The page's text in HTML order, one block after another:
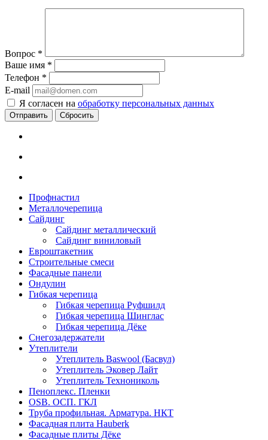
Вопрос *
Ваше имя *
Телефон *
E-mail
Я согласен на обработку персональных данных
Сбросить
Профнастил
Металлочерепица
Сайдинг
Сайдинг металлический
Сайдинг виниловый
Евроштакетник
Строительные смеси
Фасадные панели
Ондулин
Гибкая черепица
Гибкая черепица Руфшилд
Гибкая черепица Шинглас
Гибкая черепица Дёке
Снегозадержатели
Утеплители
Утеплитель Baswool (Басвул)
Утеплитель Эковер Лайт
Утеплитель Технониколь
Пеноплекс. Пленки
OSB. ОСП. ГКЛ
Труба профильная. Арматура. НКТ
Фасадная плита Hauberk
Фасадные плиты Дёке